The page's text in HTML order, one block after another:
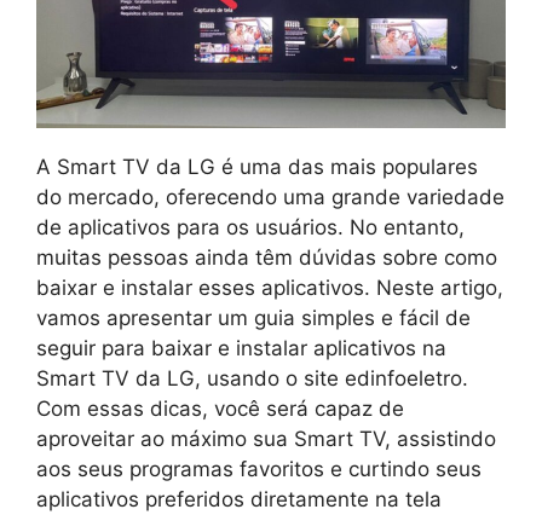
A Smart TV da LG é uma das mais populares
do mercado, oferecendo uma grande variedade
de aplicativos para os usuários. No entanto,
muitas pessoas ainda têm dúvidas sobre como
baixar e instalar esses aplicativos. Neste artigo,
vamos apresentar um guia simples e fácil de
seguir para baixar e instalar aplicativos na
Smart TV da LG, usando o site edinfoeletro.
Com essas dicas, você será capaz de
aproveitar ao máximo sua Smart TV, assistindo
aos seus programas favoritos e curtindo seus
aplicativos preferidos diretamente na tela